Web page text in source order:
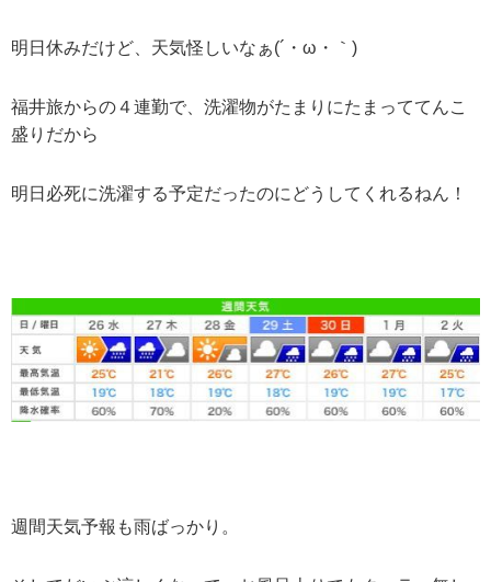
明日休みだけど、天気怪しいなぁ(´・ω・｀)
福井旅からの４連勤で、洗濯物がたまりにたまっててんこ
盛りだから
明日必死に洗濯する予定だったのにどうしてくれるねん！
週間天気予報も雨ばっかり。